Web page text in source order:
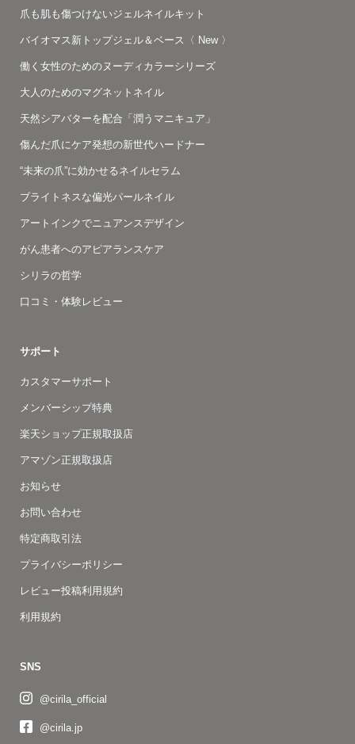
爪も肌も傷つけないジェルネイルキット
バイオマス新トップジェル＆ベース〈 New 〉
働く女性のためのヌーディカラーシリーズ
大人のためのマグネットネイル
天然シアバターを配合「潤うマニキュア」
傷んだ爪にケア発想の新世代ハードナー
“未来の爪”に効かせるネイルセラム
ブライトネスな偏光パールネイル
アートインクでニュアンスデザイン
がん患者へのアピアランスケア
シリラの哲学
口コミ・体験レビュー
サポート
カスタマーサポート
メンバーシップ特典
楽天ショップ正規取扱店
アマゾン正規取扱店
お知らせ
お問い合わせ
特定商取引法
プライバシーポリシー
レビュー投稿利用規約
利用規約
SNS
@cirila_official
@cirila.jp